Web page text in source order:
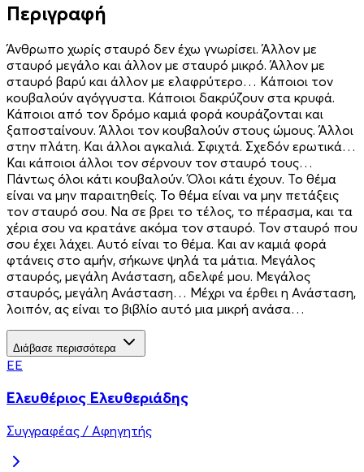
Περιγραφή
Άνθρωπο χωρίς σταυρό δεν έχω γνωρίσει. Άλλον με
σταυρό μεγάλο και άλλον με σταυρό μικρό. Άλλον με
σταυρό βαρύ και άλλον με ελαφρύτερο… Κάποιοι τον
κουβαλούν αγόγγυστα. Κάποιοι δακρύζουν στα κρυφά.
Κάποιοι από τον δρόμο καμιά φορά κουράζονται και
ξαποσταίνουν. Άλλοι τον κουβαλούν στους ώμους. Άλλοι
στην πλάτη. Και άλλοι αγκαλιά. Σφιχτά. Σχεδόν ερωτικά…
Και κάποιοι άλλοι τον σέρνουν τον σταυρό τους…
Πάντως όλοι κάτι κουβαλούν. Όλοι κάτι έχουν. Το θέμα
είναι να μην παραιτηθείς. Το θέμα είναι να μην πετάξεις
τον σταυρό σου. Να σε βρει το τέλος, το πέρασμα, και τα
χέρια σου να κρατάνε ακόμα τον σταυρό. Τον σταυρό που
σου έχει λάχει. Αυτό είναι το θέμα. Και αν καμιά φορά
φτάνεις στο αμήν, σήκωνε ψηλά τα μάτια. Μεγάλος
σταυρός, μεγάλη Ανάσταση, αδελφέ μου. Μεγάλος
σταυρός, μεγάλη Ανάσταση… Μέχρι να έρθει η Ανάσταση,
λοιπόν, ας είναι το βιβλίο αυτό μια μικρή ανάσα…
Διάβασε περισσότερα
ΕΕ
Ελευθέριος Ελευθεριάδης
Συγγραφέας / Αφηγητής